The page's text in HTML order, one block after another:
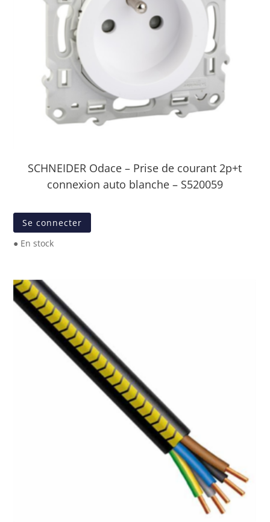
SCHNEIDER Odace – Prise de courant 2p+t
connexion auto blanche – S520059
Se connecter
● En stock